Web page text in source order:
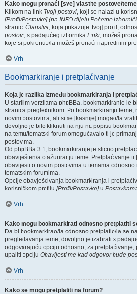
Kako mogu pronaći [sve] vlastite postove/
Klikom na link Tvoji postovi, koji se nalazi u
[Profil/Postavke] (na INFO dijelu Početne
stranici Članstva, koja prikazuje [tvoj] profil,
postovi, s padajućeg izbornika Linki, možeš
koje si pokrenuo/la možeš pronaći naprednim
Vrh
Bookmarkiranje i pretplaćivanje
Koja je razlika između bookmarkiranja i
U starijim verzijama phpBBa, bookmarkiranje je
stranica preglednikom. Po bookmarkiranju teme,
novim postovima, ali si se [kasnije] mogao/la
dovoljno je bilo kliknuti na nju na popisu
na temu/tematski forum omogućavalo ti je
postovima.
Od phpBBa 3.1, bookmarkiranje je slično
obaviješten/a o ažuriranju teme. Pretplaćivanje ti
obavijesti o novim postovima u temama odnosno
tematskim forumima.
Opcije obavješćivanja bookmarkiranja i
korisničkom profilu [Profil/Postavke]u
Vrh
Kako mogu bookmarkirati odnosno pretplatiti
Da bi bookmarkirao/la odnosno pretplatio/la se
pregledavanja teme, dovoljno je izabrati s
odgovarajuću opciju odnosno, za pretplaćivanje,
upaliti opciju Obavijesti me kad odgovor bude
Vrh
Kako se mogu pretplatiti na forum?